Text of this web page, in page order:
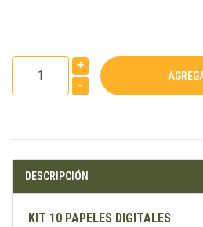
+
-
DESCRIPCIÓN
KIT 10 PAPELES DIGITALES